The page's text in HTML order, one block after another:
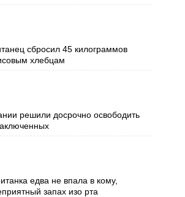
сбросил 45 килограммов
хлебцам
решили досрочно освободить
едва не впала в кому,
запах изо рта